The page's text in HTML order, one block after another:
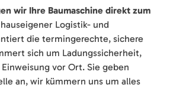
wir Ihre Baumaschine direkt zum
Logistik- und
die termingerechte, sichere
sich um Ladungssicherheit,
vor Ort. Sie geben
an, wir kümmern uns um alles